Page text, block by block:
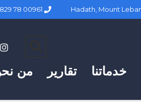
من تقارير خدماتنا